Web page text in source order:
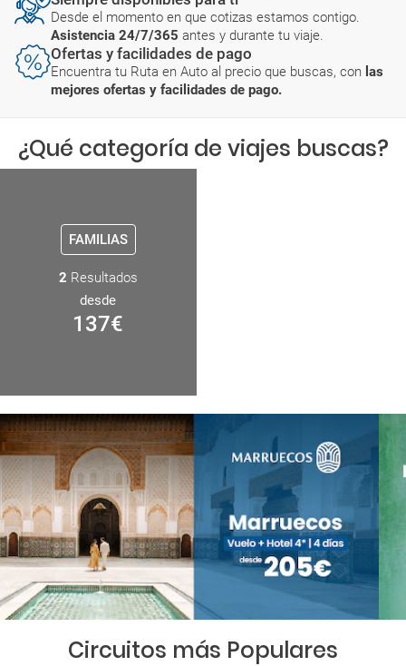
Desde el momento en que cotizas estamos contigo.
Asistencia 24/7/365 antes y durante tu viaje.
Ofertas y facilidades de pago
Encuentra tu Ruta en Auto al precio que buscas, con las
mejores ofertas y facilidades de pago.
¿Qué categoría de viajes buscas?
FAMILIAS
2 Resultados
desde
137€
Circuitos más Populares